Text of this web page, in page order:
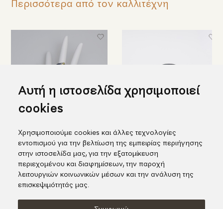
Αυτή η ιστοσελίδα χρησιμοποιεί
cookies
Χρησιμοποιούμε cookies και άλλες τεχνολογίες
εντοπισμού για την βελτίωση της εμπειρίας περιήγησης
στην ιστοσελίδα μας, για την εξατομίκευση
περιεχομένου και διαφημίσεων, την παροχή
λειτουργιών κοινωνικών μέσων και την ανάλυση της
επισκεψιμότητάς μας.
Περισσότερα από τον καλλιτέχνη
Μαύρο ασημένιο δαχτυλίδι με
ένθετο χρυσό K18
538,00€
Εντυπωσιακό ασημένιο
δαχτυλίδι με ένθετο χρυσό και
ένα μαργαριτάρι
464,00€